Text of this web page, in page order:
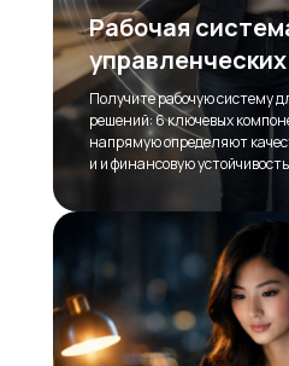
Рабочая
Получите рабочую систему
решений: 6 ключевых
напрямую определяют
и и финансовую